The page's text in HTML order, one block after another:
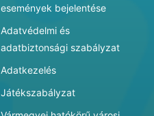
események bejelentése
Adatvédelmi és
adatbiztonsági szabályzat
Adatkezelés
Játékszabályzat